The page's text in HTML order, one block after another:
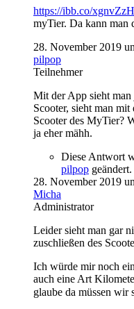
https://ibb.co/xgnvZzH
myTier. Da kann man
28. November 2019
pilpop
Teilnehmer
Mit der App sieht man
Scooter, sieht man
Scooter des MyTier?
ja eher mähh.
Diese Antwort
pilpop geändert.
28. November 2019
Micha
Administrator
Leider sieht man gar
zuschließen des
Ich würde mir noch
auch eine Art
glaube da müssen wir